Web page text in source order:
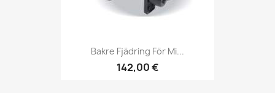
Bakre Fjädring För Mi...
142,00 €